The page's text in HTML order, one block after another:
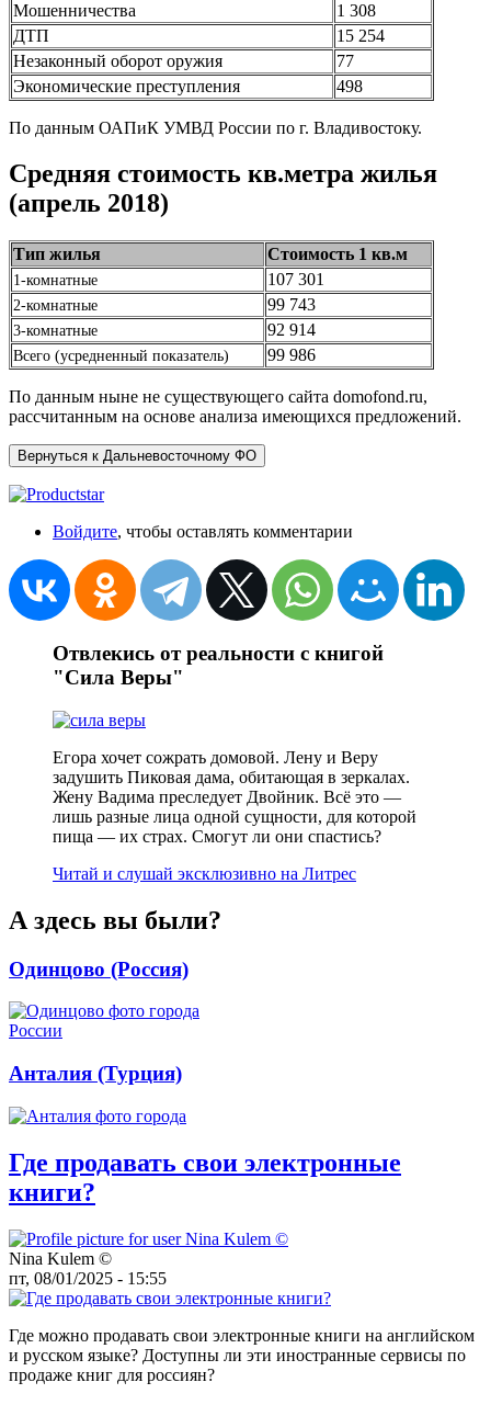
Мошенничества
1 308
ДТП
15 254
Незаконный оборот оружия
77
Экономические преступления
498
По данным ОАПиК УМВД России по г. Владивостоку.
Средняя стоимость кв.метра жилья
(апрель 2018)
Тип жилья Стоимость 1 кв.м
1-комнатные 107 301
2-комнатные 99 743
3-комнатные 92 914
Всего (усредненный показатель) 99 986
По данным ныне не существующего сайта domofond.ru,
рассчитанным на основе анализа имеющихся предложений.
Вернуться к Дальневосточному ФО
Войдите, чтобы оставлять комментарии
Отвлекись от реальности с книгой
"Сила Веры"
Егора хочет сожрать домовой. Лену и Веру
задушить Пиковая дама, обитающая в зеркалах.
Жену Вадима преследует Двойник. Всё это —
лишь разные лица одной сущности, для которой
пища — их страх. Смогут ли они спастись?
Читай и слушай эксклюзивно на Литрес
А здесь вы были?
Одинцово (Россия)
Анталия (Турция)
Где продавать свои электронные
книги?
Nina Kulem ©️
пт, 08/01/2025 - 15:55
Где можно продавать свои электронные книги на английском
и русском языке? Доступны ли эти иностранные сервисы по
продаже книг для россиян?